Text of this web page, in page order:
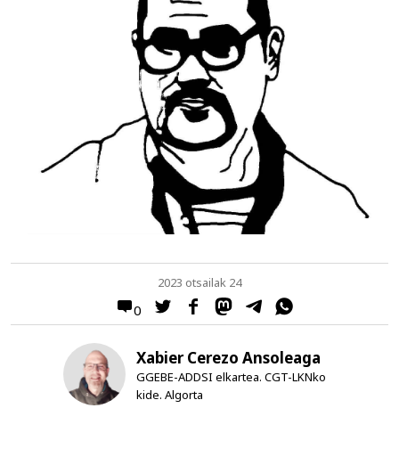
0
2023 otsailak 24
Xabier Cerezo Ansoleaga
GGEBE-ADDSI elkartea. CGT-LKNko
kide. Algorta